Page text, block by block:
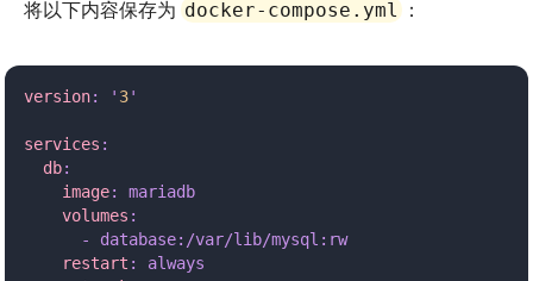
将以下内容保存为 docker-compose.yml ：
version: ' 3'
services :
  db
:
    image
:
mariadb
    volumes
:
      -
database:/var/lib/mysql:rw
    restart
:
always